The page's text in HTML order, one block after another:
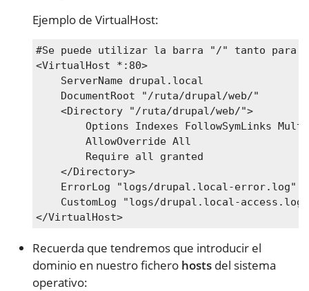
Ejemplo de VirtualHost:
#Se puede utilizar la barra "/" tanto para
<VirtualHost *:80>
ServerName drupal.local
    DocumentRoot "/ruta/drupal/web/"
<Directory "/ruta/drupal/web/">
Options Indexes FollowSymLinks
AllowOverride All
Require all granted
</Directory>
ErrorLog "logs/drupal.local-error.log"
CustomLog "logs/drupal.local-access.log"
</VirtualHost>
Recuerda que tendremos que introducir el
dominio en nuestro fichero hosts del sistema
operativo: